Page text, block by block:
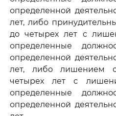
определенной
лет, либо
до четырех лет с
определенные
определенной
лет, либо лишением
четырех лет с
определенные
определенной